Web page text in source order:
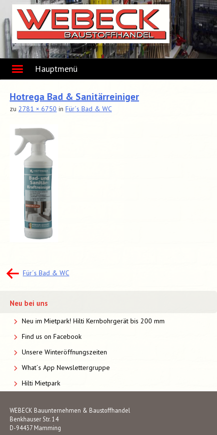
content
Hauptmenü
Hotrega Bad & Sanitärreiniger
zu 2781 × 6750 in Für´s Bad & WC
Beitragsnavigation
Für´s Bad & WC
Neu bei uns
Neu im Mietpark! Hilti Kernbohrgerät bis 200 mm
Find us on Facebook
Unsere Winteröffnungszeiten
What´s App Newslettergruppe
Hilti Mietpark
WEBECK Bauunternehmen & Baustoffhandel
Benkhauser Str. 14
D-94437 Mamming